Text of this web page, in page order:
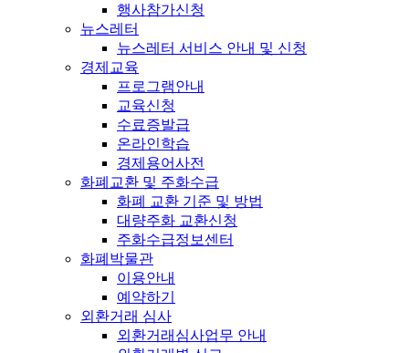
행사참가신청
뉴스레터
뉴스레터 서비스 안내 및 신청
경제교육
프로그램안내
교육신청
수료증발급
온라인학습
경제용어사전
화폐교환 및 주화수급
화폐 교환 기준 및 방법
대량주화 교환신청
주화수급정보센터
화폐박물관
이용안내
예약하기
외환거래 심사
외환거래심사업무 안내